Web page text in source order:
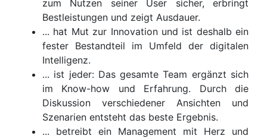
zum Nutzen seiner User sicher, erbringt
Bestleistungen und zeigt Ausdauer.
... hat Mut zur Innovation und ist deshalb ein
fester Bestandteil im Umfeld der digitalen
Intelligenz.
... ist jeder: Das gesamte Team ergänzt sich
im Know-how und Erfahrung. Durch die
Diskussion verschiedener Ansichten und
Szenarien entsteht das beste Ergebnis.
... betreibt ein Management mit Herz und